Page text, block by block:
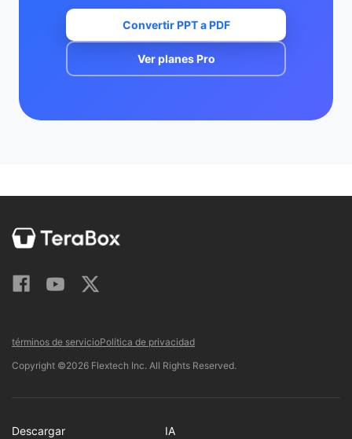
Convertir PPT a PDF
Ver planes Pro
términos de servicioPolítica de privacidad
Copyright ©2026 Flextech Inc. All Rights Reserved.
Descargar IA